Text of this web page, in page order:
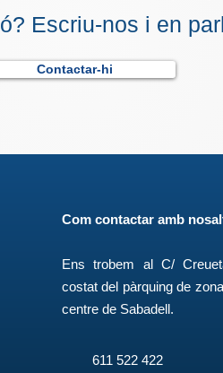
Escriu-nos i en
Contactar-hi
Com contactar amb
Ens trobem al C/
costat del pàrquing de
centre de Sabadell.
611 522 422